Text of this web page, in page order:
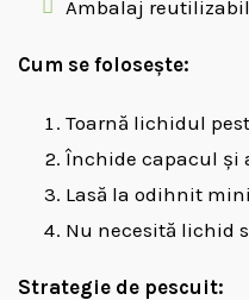
Ambalaj
Cum se folosește:
Toarnă lichidul
Închide capacul și
Lasă la odihnit
Nu necesită lichid
Strategie de pescuit: